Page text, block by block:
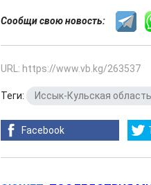
Сообщи свою новость:
URL: https://www.vb.kg/263537
Теги: Иссык-Кульская область
Facebook